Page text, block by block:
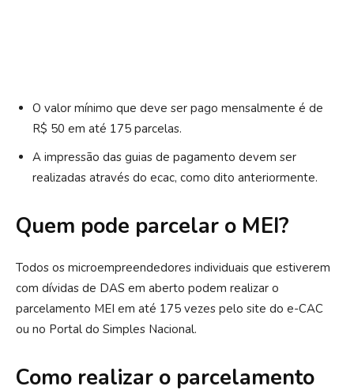
O valor mínimo que deve ser pago mensalmente é de
R$ 50 em até 175 parcelas.
A impressão das guias de pagamento devem ser
realizadas através do ecac, como dito anteriormente.
Quem pode parcelar o MEI?
Todos os microempreendedores individuais que estiverem
com dívidas de DAS em aberto podem realizar o
parcelamento MEI em até 175 vezes pelo site do e-CAC
ou no Portal do Simples Nacional.
Como realizar o parcelamento